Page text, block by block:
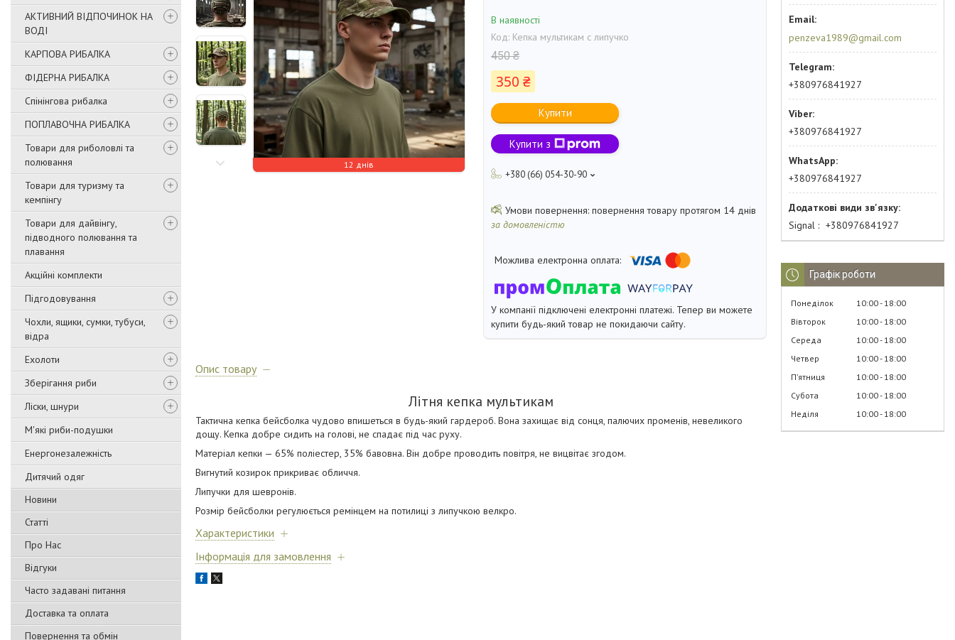
АКТИВНИЙ ВІДПОЧИНОК НА
ВОДІ
КАРПОВА РИБАЛКА
ФІДЕРНА РИБАЛКА
Спінінгова рибалка
ПОПЛАВОЧНА РИБАЛКА
Товари для риболовлі та
полювання
Товари для туризму та
кемпінгу
Товари для дайвінгу,
підводного полювання та
плавання
Акційні комплекти
Підгодовування
Чохли, ящики, сумки, тубуси,
відра
Ехолоти
Зберігання риби
Ліски, шнури
М'які риби-подушки
Енергонезалежність
Дитячий одяг
Новини
Статті
Про Нас
Відгуки
Часто задавані питання
Доставка та оплата
Повернення та обмін
12 днів
В наявності
Код: Кепка мультикам с липучко
450 ₴
350 ₴
Купити
Купити з
+380 (66) 054-30-90
повернення товару протягом 14 днів
за домовленістю
У компанії підключені електронні платежі. Тепер ви можете
купити будь-який товар не покидаючи сайту.
Опис товару
Літня кепка мультикам
Тактична кепка бейсболка чудово впишеться в будь-який гардероб. Вона захищає від сонця, палючих променів, невеликого
дощу. Кепка добре сидить на голові, не спадає під час руху.
Матеріал кепки — 65% поліестер, 35% бавовна. Він добре проводить повітря, не вицвітає згодом.
Вигнутий козирок прикриває обличчя.
Липучки для шевронів.
Розмір бейсболки регулюється ремінцем на потилиці з липучкою велкро.
Характеристики
Інформація для замовлення
penzeva1989@gmail.com
+380976841927
+380976841927
+380976841927
Signal +380976841927
Графік роботи
Понеділок 10:00 18:00
Вівторок
10:00 18:00
Середа
10:00 18:00
Четвер
10:00 18:00
Пʼятниця
10:00 18:00
Субота
10:00 18:00
Неділя
10:00 18:00